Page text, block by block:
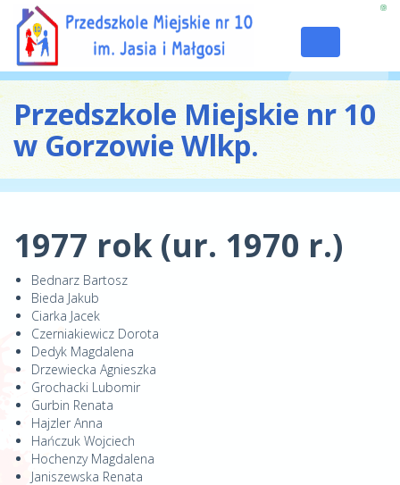
navigation
Przedszkole Miejskie nr 10
w Gorzowie Wlkp.
1977 rok (ur. 1970 r.)
Bednarz Bartosz
Bieda Jakub
Ciarka Jacek
Czerniakiewicz Dorota
Dedyk Magdalena
Drzewiecka Agnieszka
Grochacki Lubomir
Gurbin Renata
Hajzler Anna
Hańczuk Wojciech
Hochenzy Magdalena
Janiszewska Renata